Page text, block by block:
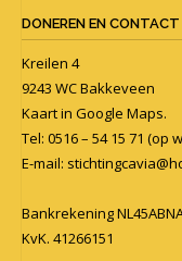
DONEREN EN CONTACT
Kreilen 4
9243 WC Bakkeveen
Kaart in Google Maps.
Tel: 0516 – 54 15 71
E-mail:
Bankrekening
KvK. 41266151